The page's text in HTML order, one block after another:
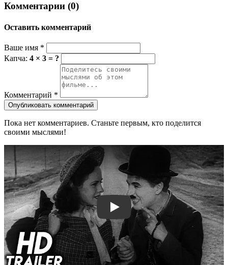
Комментарии (0)
Оставить комментарий
Ваше имя *
Капча: 4 × 3 = ?
Комментарий *
Опубликовать комментарий
Пока нет комментариев. Станьте первым, кто поделится
своими мыслями!
Смотреть трейлер